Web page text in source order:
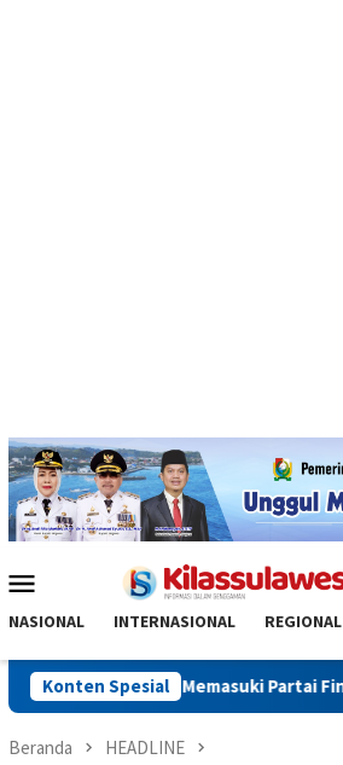
Mobile
NASIONAL INTERNASIONAL REGIONAL
Konten Spesial
PB CEO Memasuki Partai Final
Beranda HEADLINE